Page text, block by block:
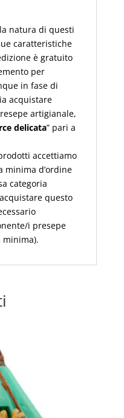
natura di questi
caratteristiche
è gratuito
per
in fase di
acquistare
artigianale,
delicata” pari a
accettiamo
minima d’ordine
categoria
questo
i presepe
minima).